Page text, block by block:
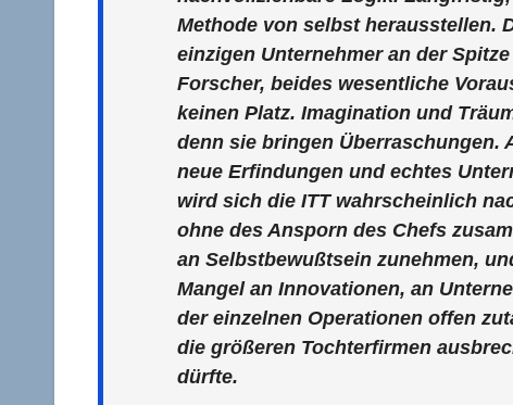
Methode von selbst herausstellen.
einzigen Unternehmer an der
Forscher, beides wesentliche
keinen Platz. Imagination und
denn sie bringen Überraschungen.
neue Erfindungen und echtes
wird sich die ITT wahrscheinlich
ohne des Ansporn des Chefs
an Selbstbewußtsein zunehmen,
Mangel an Innovationen, an
der einzelnen Operationen offen
die größeren Tochterfirmen
dürfte.